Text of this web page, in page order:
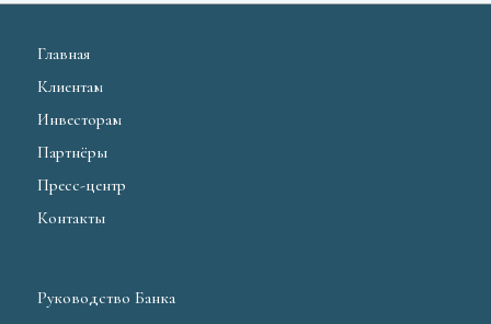
Главная
Клиентам
Инвесторам
Партнёры
Пресс-центр
Контакты
Руководство Банка